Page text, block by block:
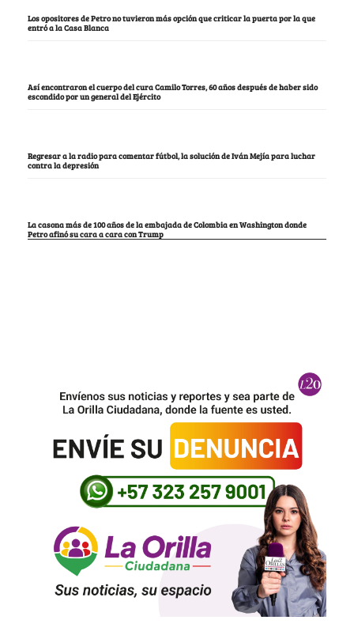
Los opositores de Petro no tuvieron más opción que criticar la puerta por la que
entró a la Casa Blanca
Así encontraron el cuerpo del cura Camilo Torres, 60 años después de haber sido
escondido por un general del Ejército
Regresar a la radio para comentar fútbol, la solución de Iván Mejía para luchar
contra la depresión
La casona más de 100 años de la embajada de Colombia en Washington donde
Petro afinó su cara a cara con Trump